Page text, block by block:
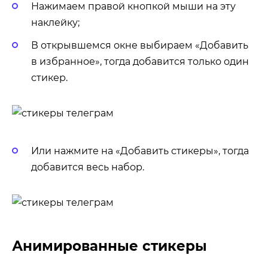
Нажимаем правой кнопкой мыши на эту
наклейку;
В открывшемся окне выбираем «Добавить
в избранное», тогда добавится только один
стикер.
Или нажмите на «Добавить стикеры», тогда
добавится весь набор.
Анимированные стикеры